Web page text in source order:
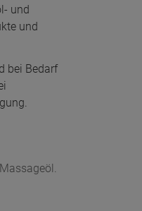
und
und
bei Bedarf